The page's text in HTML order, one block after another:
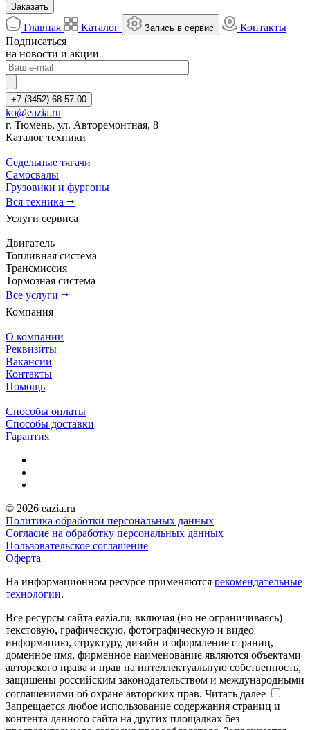
Заказать
Главная Каталог Запись в сервис
Контакты
Подписаться
на новости и акции
+7 (3452) 68-57-00
ko@eazia.ru
г. Тюмень, ул. Авторемонтная, 8
Каталог техники
Седельные тягачи
Самосвалы
Грузовики и фургоны
Вся техника ⭢
Услуги сервиса
Двигатель
Топливная система
Трансмиссия
Тормозная система
Все услуги ⭢
Компания
О компании
Реквизиты
Вакансии
Контакты
Помощь
Способы оплаты
Способы доставки
Гарантия
© 2026 eazia.ru
Политика обработки персональных данных
Согласие на обработку персональных данных
Пользовательское соглашение
Оферта
На информационном ресурсе применяются рекомендательные
технологии.
Все ресурсы сайта eazia.ru, включая (но не ограничиваясь)
текстовую, графическую, фотографическую и видео
информацию, структуру, дизайн и оформление страниц,
доменное имя, фирменное наименование являются объектами
авторского права и прав на интеллектуальную собственность,
защищены российским законодательством и международными
соглашениями об охране авторских прав. Читать далее
Запрещается любое использование содержания страниц и
контента данного сайта на других площадках без